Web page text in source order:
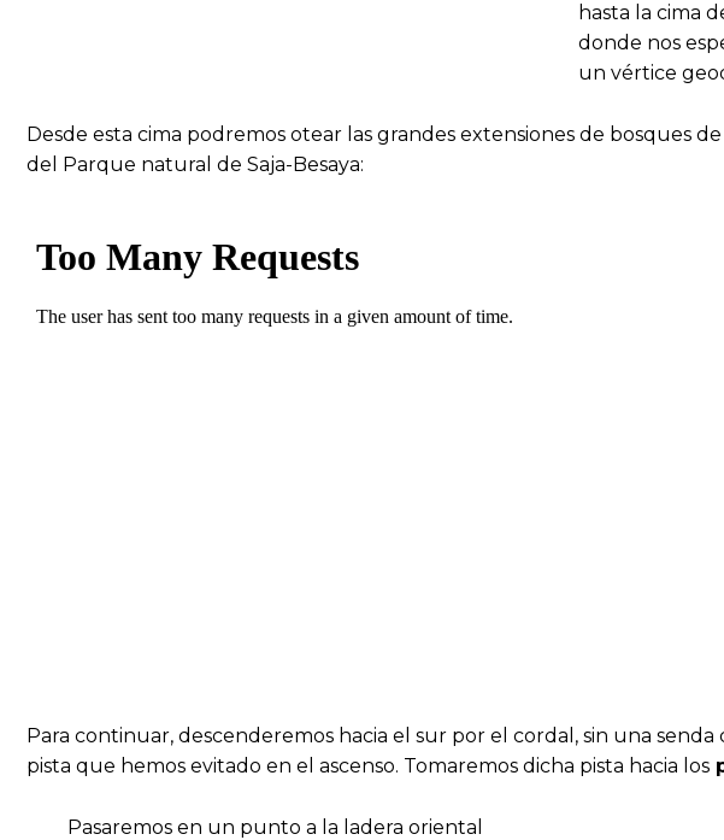
hasta la cima
donde nos
un vértice
Desde esta cima podremos otear las grandes extensiones de bosques
del Parque natural de Saja-Besaya:
Para continuar, descenderemos hacia el sur por el cordal, sin una
pista que hemos evitado en el ascenso. Tomaremos dicha pista hacia los
Pasaremos en un punto a la ladera oriental